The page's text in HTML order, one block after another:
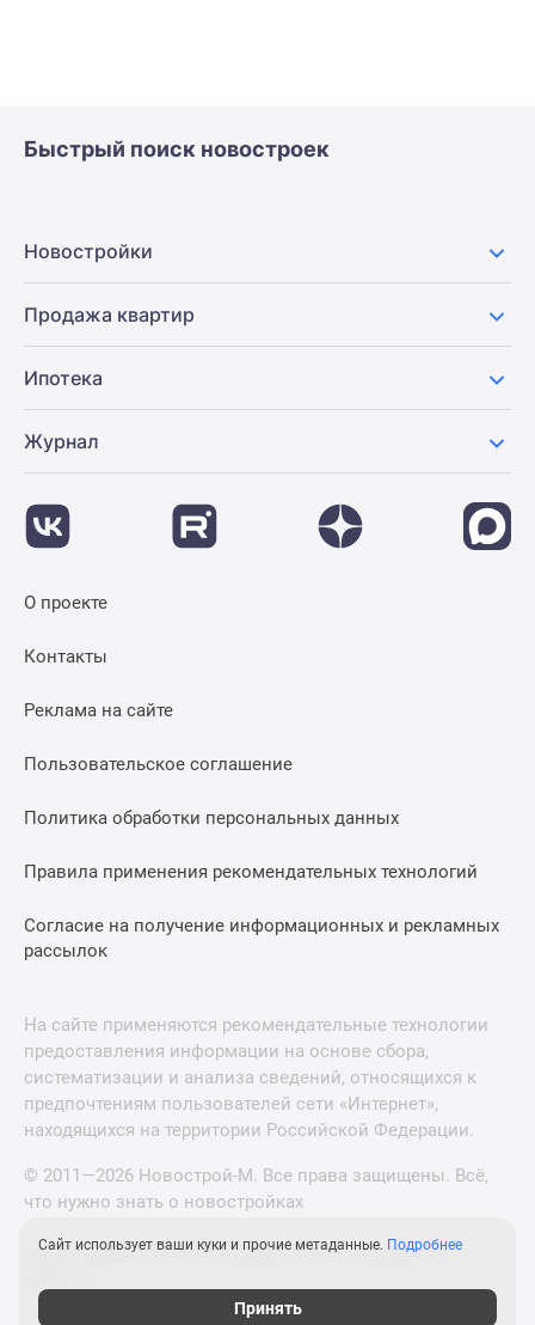
Быстрый поиск новостроек
Новостройки
Продажа квартир
Ипотека
Журнал
О проекте
Контакты
Реклама на сайте
Пользовательское соглашение
Политика обработки персональных данных
Правила применения рекомендательных технологий
Согласие на получение информационных и рекламных
рассылок
На сайте применяются рекомендательные технологии
предоставления информации на основе сбора,
систематизации и анализа сведений, относящихся к
предпочтениям пользователей сети «Интернет»,
находящихся на территории Российской Федерации.
© 2011—2026 Новострой-М. Все права защищены. Всё,
что нужно знать о новостройках
Новостройки Санкт-Петербурга и Ленинградской
Сайт использует ваши куки и прочие метаданные. Подробнее
Принять